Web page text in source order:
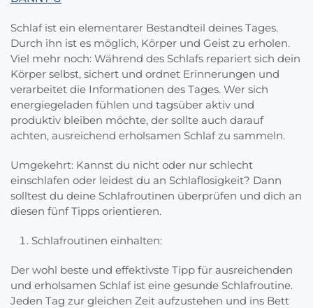
Schlaf ist ein elementarer Bestandteil deines Tages.
Durch ihn ist es möglich, Körper und Geist zu erholen.
Viel mehr noch: Während des Schlafs repariert sich dein
Körper selbst, sichert und ordnet Erinnerungen und
verarbeitet die Informationen des Tages. Wer sich
energiegeladen fühlen und tagsüber aktiv und
produktiv bleiben möchte, der sollte auch darauf
achten, ausreichend erholsamen Schlaf zu sammeln.
Umgekehrt: Kannst du nicht oder nur schlecht
einschlafen oder leidest du an Schlaflosigkeit? Dann
solltest du deine Schlafroutinen überprüfen und dich an
diesen fünf Tipps orientieren.
Schlafroutinen einhalten:
Der wohl beste und effektivste Tipp für ausreichenden
und erholsamen Schlaf ist eine gesunde Schlafroutine.
Jeden Tag zur gleichen Zeit aufzustehen und ins Bett